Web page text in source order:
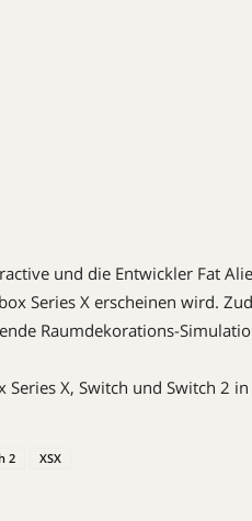
und die Entwickler Fat
Series X erscheinen wird.
Raumdekorations-
Series X, Switch und Switch 2
2 XSX